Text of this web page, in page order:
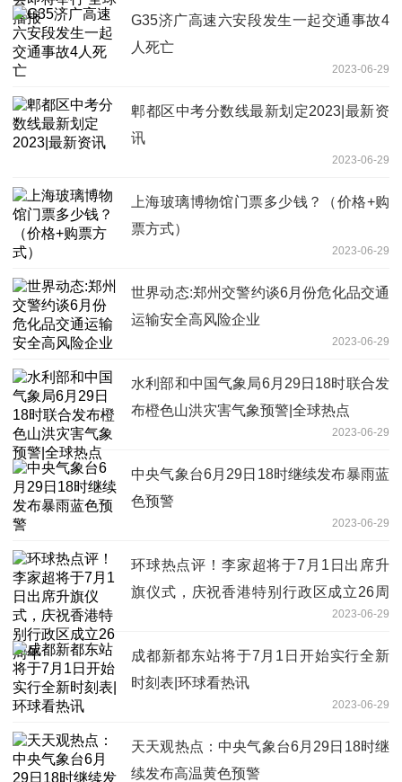
G35济广高速六安段发生一起交通事故4
人死亡
2023-06-29
郫都区中考分数线最新划定2023|最新资
讯
2023-06-29
上海玻璃博物馆门票多少钱？（价格+购
票方式）
2023-06-29
世界动态:郑州交警约谈6月份危化品交通
运输安全高风险企业
2023-06-29
水利部和中国气象局6月29日18时联合发
布橙色山洪灾害气象预警|全球热点
2023-06-29
中央气象台6月29日18时继续发布暴雨蓝
色预警
2023-06-29
环球热点评！李家超将于7月1日出席升
旗仪式，庆祝香港特别行政区成立26周
2023-06-29
成都新都东站将于7月1日开始实行全新
时刻表|环球看热讯
2023-06-29
天天观热点：中央气象台6月29日18时继
续发布高温黄色预警